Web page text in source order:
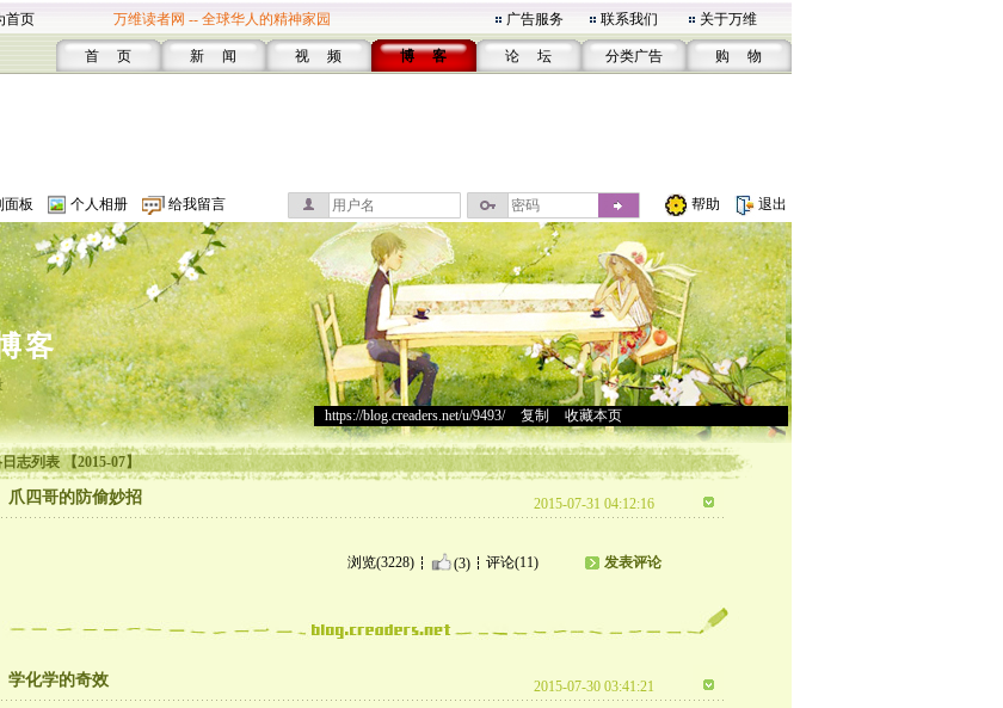
首页 万维读者网 -- 全球华人的精神家园 广告服务 联系我们 关于万维
首 页 新 闻 视 频 博 客 论 坛 分类广告 购 物
面板 个人相册 给我留言 帮助 退出
客
https://blog.creaders.net/u/9493/> 复制 收藏本页
志列表 【2015-07】
爪四哥的防偷妙招 2015-07-31 04:12:16
浏览(3228) (3) 评论(11) 发表评论
学化学的奇效 2015-07-30 03:41:21